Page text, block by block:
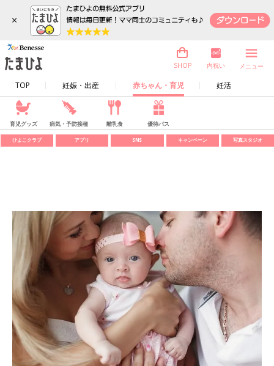
×
TOP 妊娠・出産 赤ちゃん・育児 妊活
SHOP 内祝い メニュー
育児グッズ 病気・予防接種 離乳食 優待パス
ひよこクラブ アプリ SNS キャンペーン 写真スタジオ